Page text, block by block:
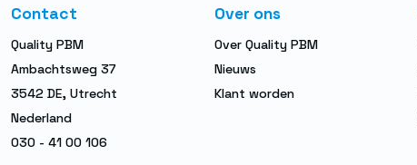
Contact
Quality PBM
Ambachtsweg 37
3542 DE, Utrecht
Nederland
030 - 41 00 106
Over ons
Over Quality PBM
Nieuws
Klant worden